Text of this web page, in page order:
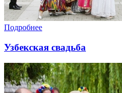
Подробнее
Узбекская свадьба